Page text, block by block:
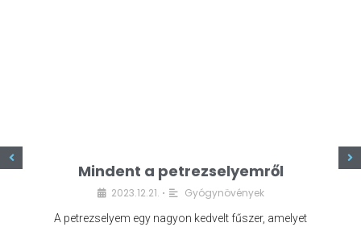
Mindent a petrezselyemről
2023.12.21. • Gyógynövények
A petrezselyem egy nagyon kedvelt fűszer, amelyet